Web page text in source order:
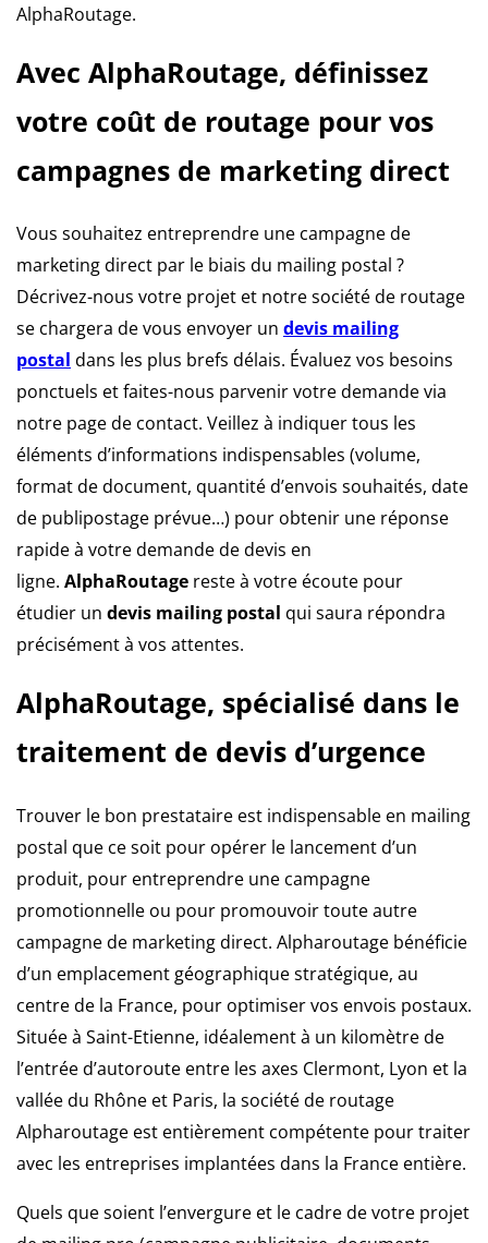
AlphaRoutage.
Avec AlphaRoutage, définissez
votre coût de routage pour vos
campagnes de marketing direct
Vous souhaitez entreprendre une campagne de
marketing direct par le biais du mailing postal ?
Décrivez-nous votre projet et notre société de routage
se chargera de vous envoyer un devis mailing
postal dans les plus brefs délais. Évaluez vos besoins
ponctuels et faites-nous parvenir votre demande via
notre page de contact. Veillez à indiquer tous les
éléments d’informations indispensables (volume,
format de document, quantité d’envois souhaités, date
de publipostage prévue…) pour obtenir une réponse
rapide à votre demande de devis en
ligne. AlphaRoutage reste à votre écoute pour
étudier un devis mailing postal qui saura répondra
précisément à vos attentes.
AlphaRoutage, spécialisé dans le
traitement de devis d’urgence
Trouver le bon prestataire est indispensable en mailing
postal que ce soit pour opérer le lancement d’un
produit, pour entreprendre une campagne
promotionnelle ou pour promouvoir toute autre
campagne de marketing direct. Alpharoutage bénéficie
d’un emplacement géographique stratégique, au
centre de la France, pour optimiser vos envois postaux.
Située à Saint-Etienne, idéalement à un kilomètre de
l’entrée d’autoroute entre les axes Clermont, Lyon et la
vallée du Rhône et Paris, la société de routage
Alpharoutage est entièrement compétente pour traiter
avec les entreprises implantées dans la France entière.
Quels que soient l’envergure et le cadre de votre projet